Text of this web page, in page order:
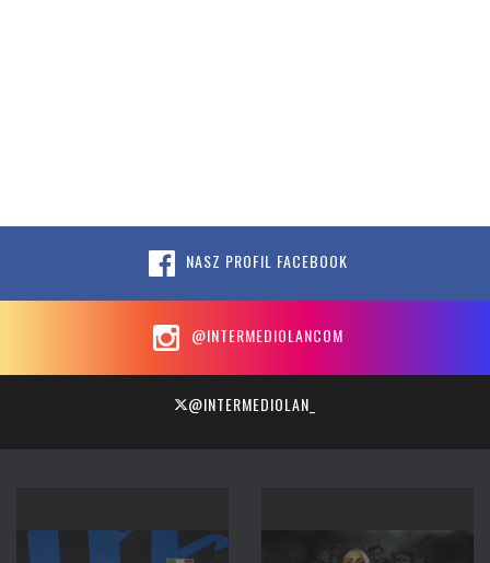
NASZ PROFIL FACEBOOK
@INTERMEDIOLANCOM
@INTERMEDIOLAN_